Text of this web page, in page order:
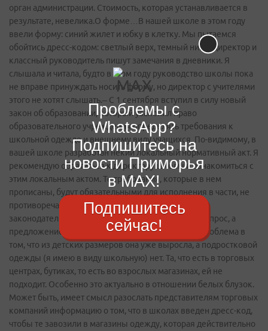
орган администрации. Стоимость, которая устанавливается в
результате, невелика.О форме…В нашей школе в этом году
ввели форму: синий жилет и юбку в клетку. Мы пытаемся
обойтись дресс-­кодом: светлый верх, темный низ, а директор и
классный руководитель пишут замечания в дневники. Я
слышала и читала, будто в этом году руководство школы пока
не вправе принуждать носить форму, но директор с учителями
этого не хотят слышать.– С 1 сентября вступил в силу новый
закон об образовании, который узаконил право
образовательного учреждения определять требования к
школьной одежде и внешнему виду учащихся. По-­видимому, в
вашей школе разработан некий локальный нормативный акт. Я
рекомендую обратиться к директору школы и ознакомиться с
этим локальным актом. Те требования, которые в нем
прописаны, будут обязательными для исполнения в части, не
противоречащей действующему
законодательству.Здравствуйте, у меня даже не вопрос, а
предложение. Моя дочь – школьница, ей 16 лет. Проблема в
том, что из детских размеров она уже выросла, а подростковой
одежды (я имею в виду школьную) нет. Та, что есть в торговых
центрах, бутиках, то есть во взрослых магазинах, ей не
подходит. Особенно это актуально в отношении белых блузок.
Может быть, имеет смысл разослать представителям торговых
компаний информацию о том, что в школах введен дресс-­код,
чтобы те завозили в магазины одежду, которая действительно
Проблемы с
WhatsApp?
Подпишитесь на
новости Приморья
в MAX!
Подпишитесь
сейчас!